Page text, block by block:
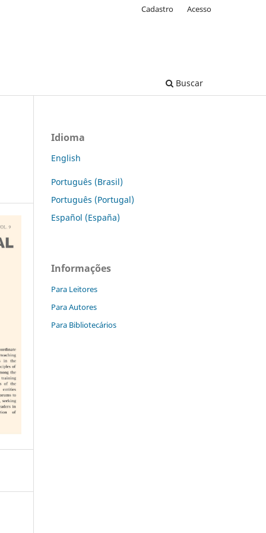
Buscar
Cadastro Acesso
Idioma
English
Português (Brasil)
Português (Portugal)
Español (España)
Informações
Para Leitores
Para Autores
Para Bibliotecários